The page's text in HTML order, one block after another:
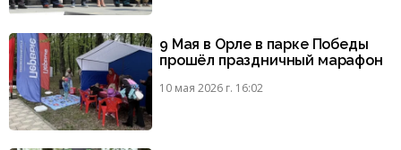
9 Мая в Орле в парке Победы
прошёл праздничный марафон
10 мая 2026 г. 16:02